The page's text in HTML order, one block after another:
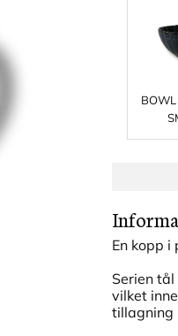
BOWL
En kopp i
Serien
vilket
tillagning